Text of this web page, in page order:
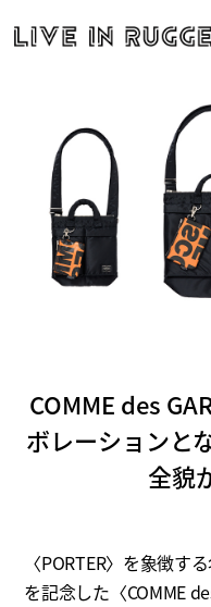
COMME des
ボレーションと
全貌
〈PORTER〉を象徴す
を記念した〈COMME